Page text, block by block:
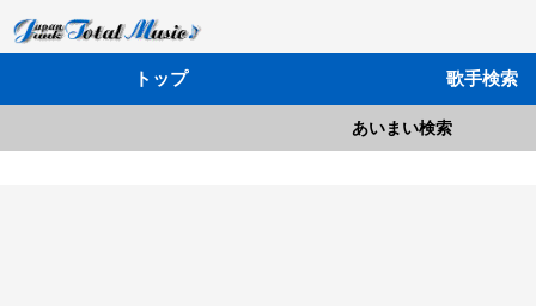
トップ 歌手検索
あいまい検索